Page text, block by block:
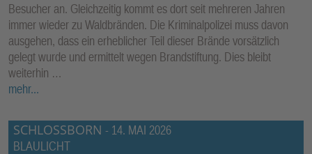
Besucher an. Gleichzeitig kommt es dort seit mehreren Jahren
immer wieder zu Waldbränden. Die Kriminalpolizei muss davon
ausgehen, dass ein erheblicher Teil dieser Brände vorsätzlich
gelegt wurde und ermittelt wegen Brandstiftung. Dies bleibt
weiterhin …
mehr...
SCHLOSSBORN - 14. MAI 2026
BLAULICHT